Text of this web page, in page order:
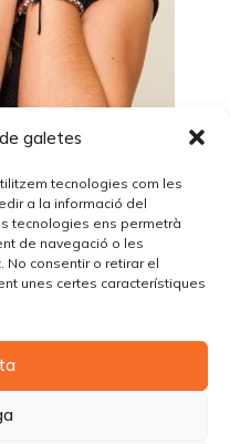
galetes
tecnologies com les
a la informació del
tecnologies ens permetrà
de navegació o les
No consentir o retirar el
unes certes característiques
para publicar un